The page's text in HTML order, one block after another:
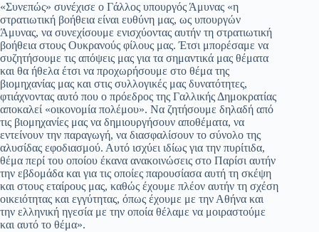
«Συνεπώς» συνέχισε ο Γάλλος υπουργός Άμυνας «η
στρατιωτική βοήθεια είναι ευθύνη μας, ως υπουργών
Άμυνας, να συνεχίσουμε ενισχύοντας αυτήν τη στρατιωτική
βοήθεια στους Ουκρανούς φίλους μας. Έτσι μπορέσαμε να
συζητήσουμε τις απόψεις μας για τα σημαντικά μας θέματα
και θα ήθελα έτσι να προχωρήσουμε στο θέμα της
βιομηχανίας μας και στις συλλογικές μας δυνατότητες,
φτιάχνοντας αυτό που ο πρόεδρος της Γαλλικής Δημοκρατίας
αποκαλεί «οικονομία πολέμου». Να ζητήσουμε δηλαδή από
τις βιομηχανίες μας να δημιουργήσουν αποθέματα, να
εντείνουν την παραγωγή, να διασφαλίσουν το σύνολο της
αλυσίδας εφοδιασμού. Αυτό ισχύει ιδίως για την πυρίτιδα,
θέμα περί του οποίου έκανα ανακοινώσεις στο Παρίσι αυτήν
την εβδομάδα και για τις οποίες παρουσίασα αυτή τη σκέψη
και στους εταίρους μας, καθώς έχουμε πλέον αυτήν τη σχέση
οικειότητας και εγγύτητας, όπως έχουμε με την Αθήνα και
την ελληνική ηγεσία με την οποία θέλαμε να μοιραστούμε
και αυτό το θέμα».